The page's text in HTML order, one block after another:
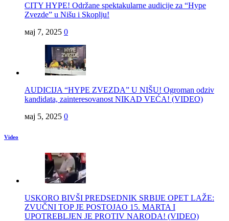
CITY HYPE! Održane spektakularne audicije za “Hype
Zvezde” u Nišu i Skoplju!
мај 7, 2025 0
AUDICIJA “HYPE ZVEZDA” U NIŠU! Ogroman odziv
kandidata, zainteresovanost NIKAD VEĆA! (VIDEO)
мај 5, 2025 0
Video
USKORO BIVŠI PREDSEDNIK SRBIJE OPET LAŽE:
ZVUČNI TOP JE POSTOJAO 15. MARTA I
UPOTREBLJEN JE PROTIV NARODA! (VIDEO)